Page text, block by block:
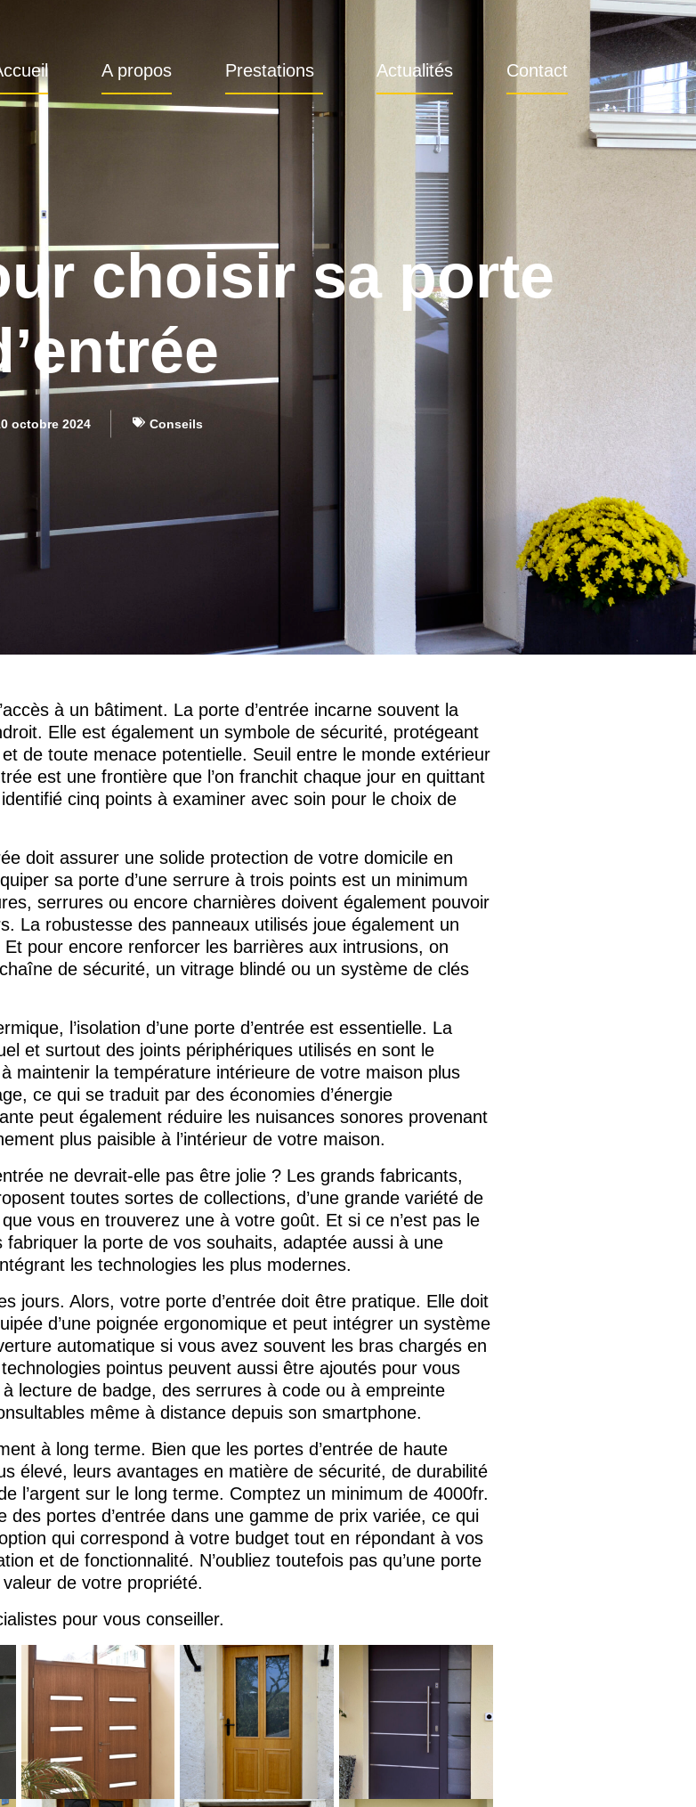
A propos Prestations Actualités Contact
choisir sa porte
octobre 2024 Conseils
à un bâtiment. La porte d’entrée incarne souvent la
Elle est également un symbole de sécurité, protégeant
de toute menace potentielle. Seuil entre le monde extérieur
est une frontière que l’on franchit chaque jour en quittant
cinq points à examiner avec soin pour le choix de
doit assurer une solide protection de votre domicile en
sa porte d’une serrure à trois points est un minimum
serrures ou encore charnières doivent également pouvoir
La robustesse des panneaux utilisés joue également un
pour encore renforcer les barrières aux intrusions, on
de sécurité, un vitrage blindé ou un système de clés
l’isolation d’une porte d’entrée est essentielle. La
et surtout des joints périphériques utilisés en sont le
maintenir la température intérieure de votre maison plus
ce qui se traduit par des économies d’énergie
peut également réduire les nuisances sonores provenant
plus paisible à l’intérieur de votre maison.
ne devrait-elle pas être jolie ? Les grands fabricants,
toutes sortes de collections, d’une grande variété de
vous en trouverez une à votre goût. Et si ce n’est pas le
la porte de vos souhaits, adaptée aussi à une
les technologies les plus modernes.
jours. Alors, votre porte d’entrée doit être pratique. Elle doit
d’une poignée ergonomique et peut intégrer un système
automatique si vous avez souvent les bras chargés en
pointus peuvent aussi être ajoutés pour vous
lecture de badge, des serrures à code ou à empreinte
même à distance depuis son smartphone.
à long terme. Bien que les portes d’entrée de haute
élevé, leurs avantages en matière de sécurité, de durabilité
l’argent sur le long terme. Comptez un minimum de 4000fr.
des portes d’entrée dans une gamme de prix variée, ce qui
qui correspond à votre budget tout en répondant à vos
et de fonctionnalité. N’oubliez toutefois pas qu’une porte
de votre propriété.
pour vous conseiller.